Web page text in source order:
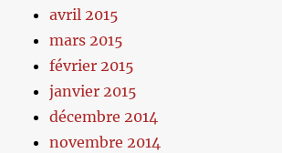
avril 2015
mars 2015
février 2015
janvier 2015
décembre 2014
novembre 2014